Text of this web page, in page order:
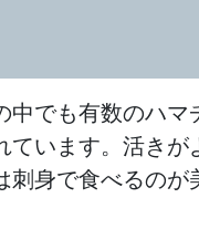
中でも有数のハマ
ています。活きが
刺身で食べるのが